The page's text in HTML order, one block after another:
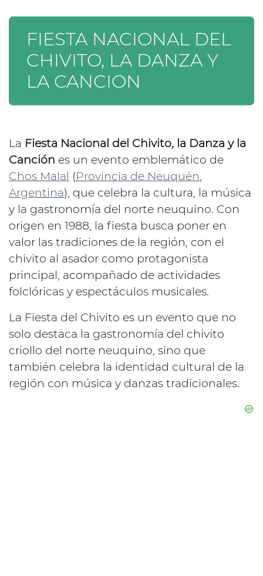
FIESTA NACIONAL DEL
CHIVITO, LA DANZA Y
LA CANCION
La Fiesta Nacional del Chivito, la Danza y la
Canción es un evento emblemático de
Chos Malal (Provincia de Neuquén,
Argentina), que celebra la cultura, la música
y la gastronomía del norte neuquino. Con
origen en 1988, la fiesta busca poner en
valor las tradiciones de la región, con el
chivito al asador como protagonista
principal, acompañado de actividades
folclóricas y espectáculos musicales.
La Fiesta del Chivito es un evento que no
solo destaca la gastronomía del chivito
criollo del norte neuquino, sino que
también celebra la identidad cultural de la
región con música y danzas tradicionales.